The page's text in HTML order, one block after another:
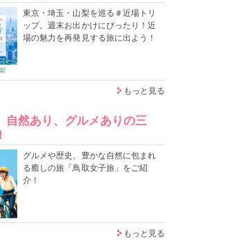
東京・埼玉・山梨を巡る＃近場トリ
ップ。週末お出かけにぴったり！近
場の魅力を再発見する旅に出よう！
もっと見る
自然あり、グルメありの三
グルメや歴史、豊かな自然に包まれ
る癒しの旅「鳥取女子旅」をご紹
介！
もっと見る